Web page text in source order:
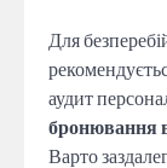
Для
аудит
бронювання
Варто